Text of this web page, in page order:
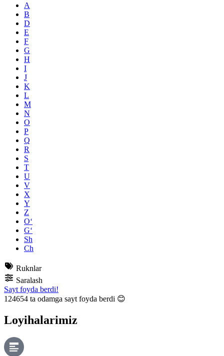
A
B
D
E
F
G
H
I
J
K
L
M
N
O
P
Q
R
S
T
U
V
X
Y
Z
O‘
G‘
Sh
Ch
Ruknlar
Saralash
Sayt foyda berdi!
124654 ta odamga sayt foyda berdi 😊
Loyihalarimiz